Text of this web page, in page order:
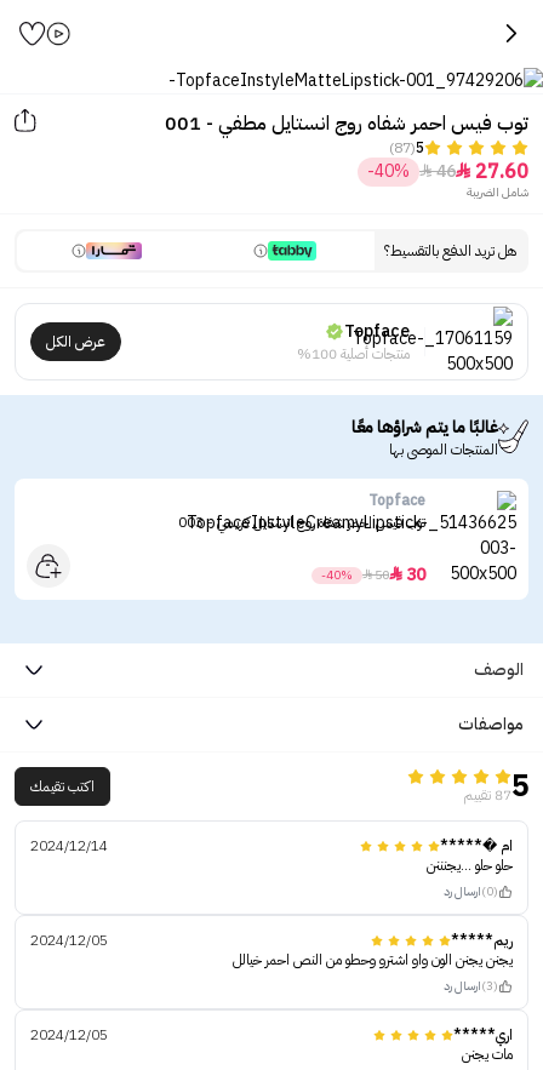
توب فيس احمر شفاه روج انستايل مطفي - 001
5
(87)
27.60

46

-40%
شامل الضريبة
هل تريد الدفع بالتقسيط؟
Topface
منتجات أصلية 100%
عرض الكل
غالبًا ما يتم شراؤها معًا
المنتجات الموصى بها
Topface
توب فيس احمر شفاه روج انستايل كريمي - 003
30

50

-40%
الوصف
مواصفات
587 تقييم اكتب تقيمك
ام �*****
2024/12/14
حلو حلو ...يجنننن
(0) ارسال رد
ريم*****
2024/12/05
يجنن يجنن الون واو اشترو وحطو من النص احمر خيالل
(3) ارسال رد
اري*****
2024/12/05
مات يجنن